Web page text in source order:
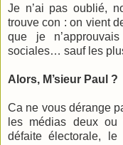
Je n’ai pas oublié,
trouve con : on vient
que je
sociales… sauf les
Alors, M’sieur Paul ?
Ca ne vous dérange
les médias deux ou
défaite électorale, le